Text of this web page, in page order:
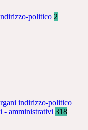
politico 2
indirizzo-politico
- amministrativi 318